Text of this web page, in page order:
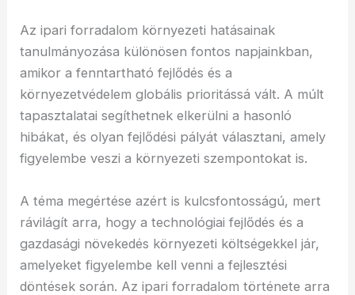
Az ipari forradalom környezeti hatásainak
tanulmányozása különösen fontos napjainkban,
amikor a fenntartható fejlődés és a
környezetvédelem globális prioritássá vált. A múlt
tapasztalatai segíthetnek elkerülni a hasonló
hibákat, és olyan fejlődési pályát választani, amely
figyelembe veszi a környezeti szempontokat is.
A téma megértése azért is kulcsfontosságú, mert
rávilágít arra, hogy a technológiai fejlődés és a
gazdasági növekedés környezeti költségekkel jár,
amelyeket figyelembe kell venni a fejlesztési
döntések során. Az ipari forradalom története arra